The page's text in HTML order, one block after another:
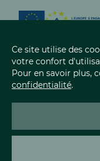
Ce site utilise des
votre confort
Pour en savoir plus,
confidentialité.